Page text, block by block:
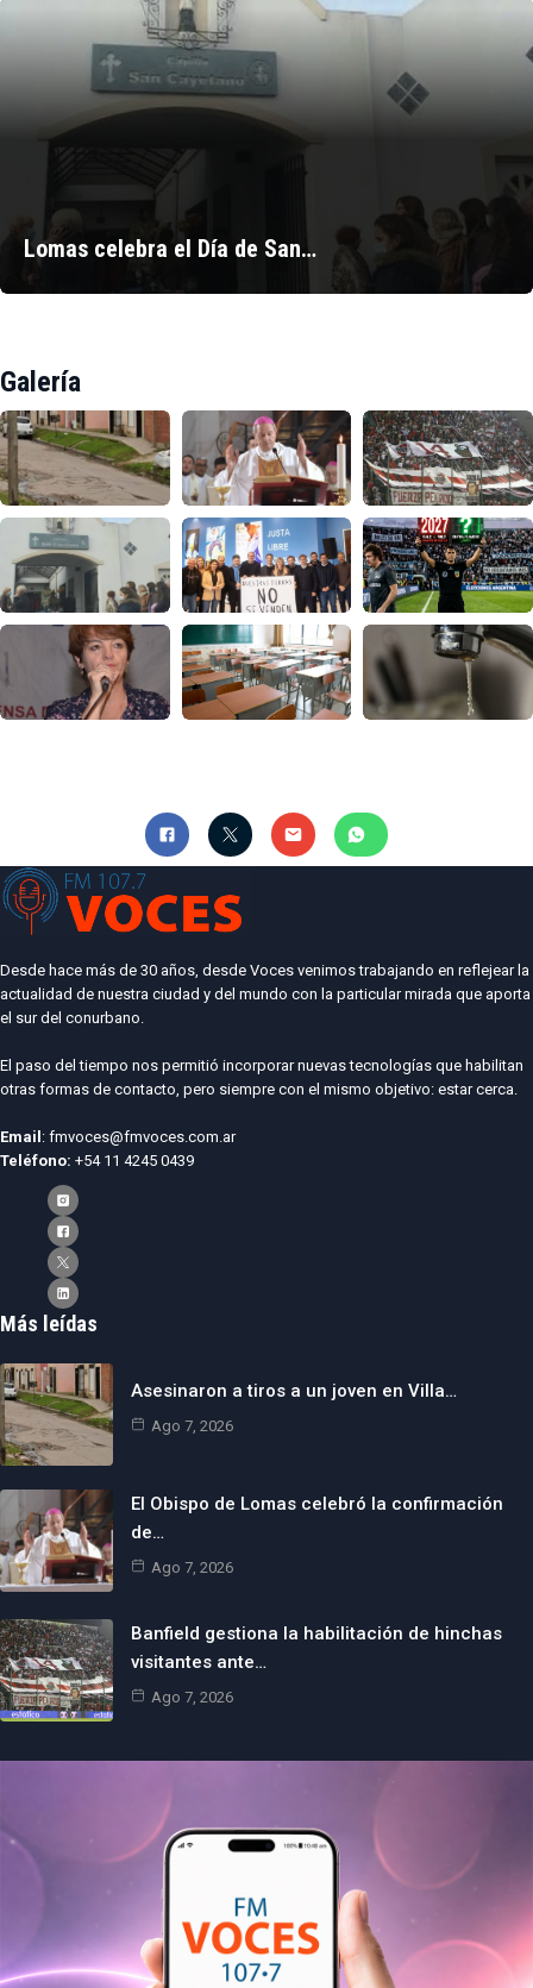
Lomas celebra el Día de San…
Galería
Desde hace más de 30 años, desde Voces venimos trabajando en reflejear la
actualidad de nuestra ciudad y del mundo con la particular mirada que aporta
el sur del conurbano.
El paso del tiempo nos permitió incorporar nuevas tecnologías que habilitan
otras formas de contacto, pero siempre con el mismo objetivo: estar cerca.
Email : fmvoces@fmvoces.com.ar
Teléfono: +54 11 4245 0439
Más leídas
Asesinaron a tiros a un joven en Villa…
Ago 7, 2026
El Obispo de Lomas celebró la confirmación
de…
Ago 7, 2026
Banfield gestiona la habilitación de hinchas
visitantes ante…
Ago 7, 2026